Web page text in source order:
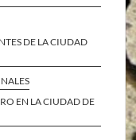
DE LA CIUDAD
EN LA CIUDAD DE